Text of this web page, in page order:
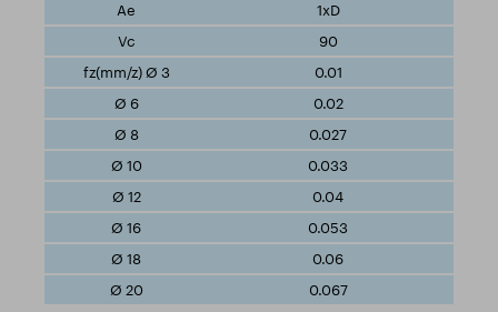
1xD
90
0.01
0.02
0.027
0.033
0.04
0.053
0.06
0.067